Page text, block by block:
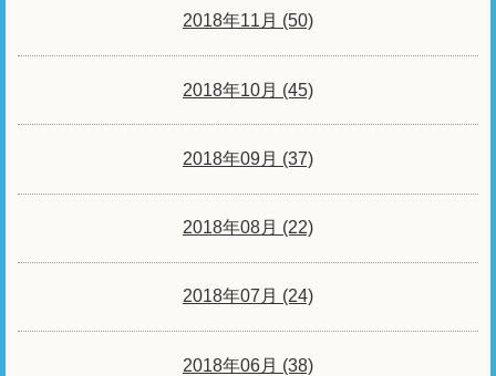
2018年11月 (50)
2018年10月 (45)
2018年09月 (37)
2018年08月 (22)
2018年07月 (24)
2018年06月 (38)